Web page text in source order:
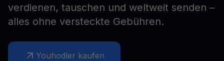
verdienen, tauschen und weltweit senden –
alles ohne versteckte Gebühren.
Youhodler kaufen